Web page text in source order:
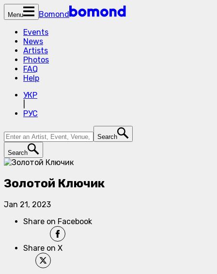
Menu
Bomond
Events
News
Artists
Photos
FAQ
Help
УКР
РУС
Search
Search
Золотой Ключик
Jan 21, 2023
Share on Facebook
Share on X